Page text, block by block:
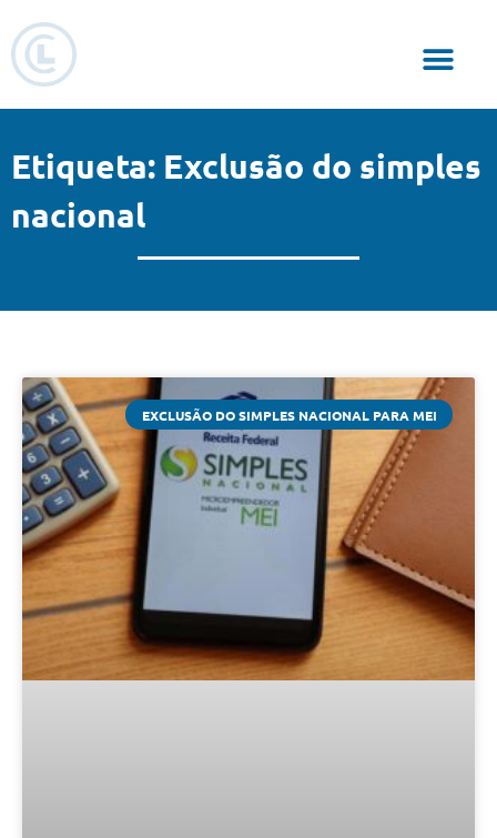
Etiqueta: Exclusão do simples
nacional
EXCLUSÃO DO SIMPLES NACIONAL PARA MEI